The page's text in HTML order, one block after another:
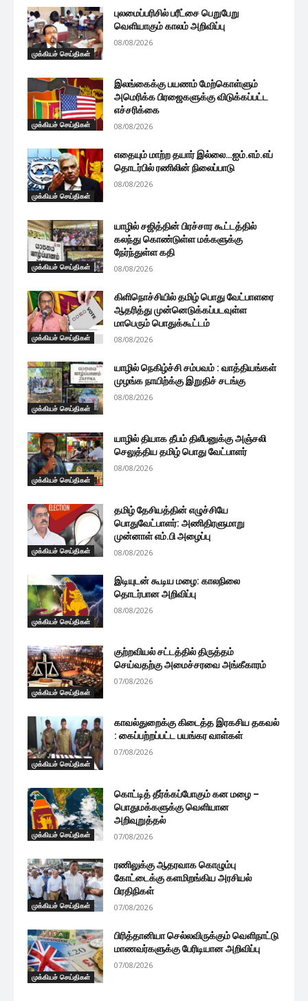
முக்கியச் செய்திகள்
புலமைப்பரிசில் பரீட்சை பெறுபேறு
வெளியாகும் காலம் அறிவிப்பு
08/08/2026
முக்கியச் செய்திகள்
இலங்கைக்கு பயணம் மேற்கொள்ளும்
அமெரிக்க பிரஜைகளுக்கு விடுக்கப்பட்ட
எச்சரிக்கை
08/08/2026
முக்கியச் செய்திகள்
எதையும் மாற்ற தயார் இல்லை…ஐம்.எம்.எப்
தொடர்பில் ரணிலின் நிலைப்பாடு
08/08/2026
முக்கியச் செய்திகள்
யாழில் சஜித்தின் பிரச்சார கூட்டத்தில்
கலந்து கொண்டுள்ள மக்களுக்கு
நேர்ந்துள்ள கதி
08/08/2026
முக்கியச் செய்திகள்
கிளிநொச்சியில் தமிழ் பொது வேட்பாளரை
ஆதரித்து முன்னெடுக்கப்படவுள்ள
மாபெரும் பொதுக்கூட்டம்
08/08/2026
முக்கியச் செய்திகள்
யாழில் நெகிழ்ச்சி சம்பவம் : வாத்தியங்கள்
முழங்க நாயிற்க்கு இறுதிச் சடங்கு
08/08/2026
முக்கியச் செய்திகள்
யாழில் தியாக தீபம் திலீபனுக்கு அஞ்சலி
செலுத்திய தமிழ் பொது வேட்பாளர்
08/08/2026
முக்கியச் செய்திகள்
தமிழ் தேசியத்தின் எழுச்சியே
பொதுவேட்பாளர்: அணிதிரளுமாறு
முன்னாள் எம்.பி அழைப்பு
08/08/2026
முக்கியச் செய்திகள்
இடியுடன் கூடிய மழை: காலநிலை
தொடர்பான அறிவிப்பு
08/08/2026
முக்கியச் செய்திகள்
குற்றவியல் சட்டத்தில் திருத்தம்
செய்வதற்கு அமைச்சரவை அங்கீகாரம்
07/08/2026
முக்கியச் செய்திகள்
காவல்துறைக்கு கிடைத்த இரகசிய தகவல்
: கைப்பற்றப்பட்ட பயங்கர வாள்கள்
07/08/2026
முக்கியச் செய்திகள்
கொட்டித் தீர்க்கப்போகும் கன மழை –
பொதுமக்களுக்கு வெளியான
அறிவுறுத்தல்
07/08/2026
முக்கியச் செய்திகள்
ரணிலுக்கு ஆதரவாக கொழும்பு
கோட்டைக்கு களமிறங்கிய அரசியல்
பிரதிநிகள்
07/08/2026
முக்கியச் செய்திகள்
பிரித்தானியா செல்லவிருக்கும் வெளிநாட்டு
மாணவர்களுக்கு பேரிடியான அறிவிப்பு
07/08/2026